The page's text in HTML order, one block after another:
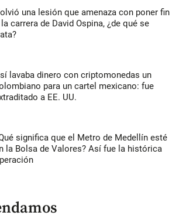
una lesión que amenaza con poner fin
carrera de David Ospina, ¿de qué se
lavaba dinero con criptomonedas un
para un cartel mexicano: fue
a EE. UU.
significa que el Metro de Medellín esté
la Bolsa de Valores? Así fue la histórica